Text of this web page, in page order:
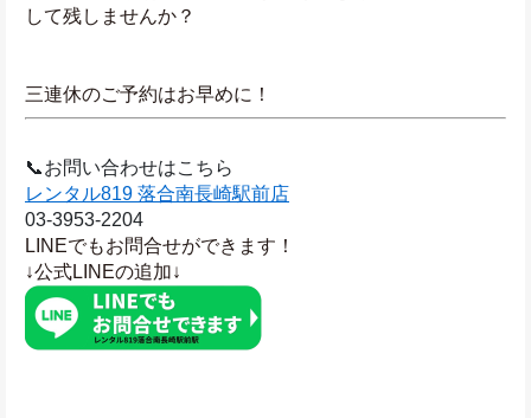
して残しませんか？
三連休のご予約はお早めに！
📞お問い合わせはこちら
レンタル819 落合南長崎駅前店
03-3953-2204
LINEでもお問合せができます！
↓公式LINEの追加↓